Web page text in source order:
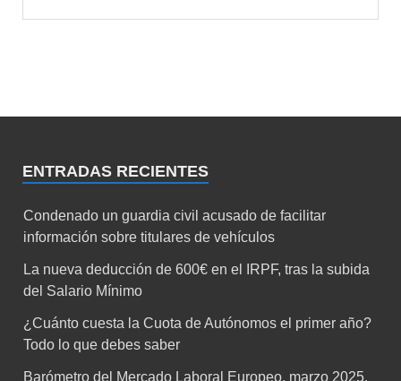
ENTRADAS RECIENTES
Condenado un guardia civil acusado de facilitar
información sobre titulares de vehículos
La nueva deducción de 600€ en el IRPF, tras la subida
del Salario Mínimo
¿Cuánto cuesta la Cuota de Autónomos el primer año?
Todo lo que debes saber
Barómetro del Mercado Laboral Europeo, marzo 2025.